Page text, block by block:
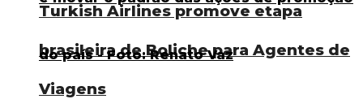
Turkish Airlines promove etapa
brasileira de Boliche para Agentes de
Viagens